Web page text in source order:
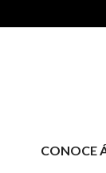
CONOCE